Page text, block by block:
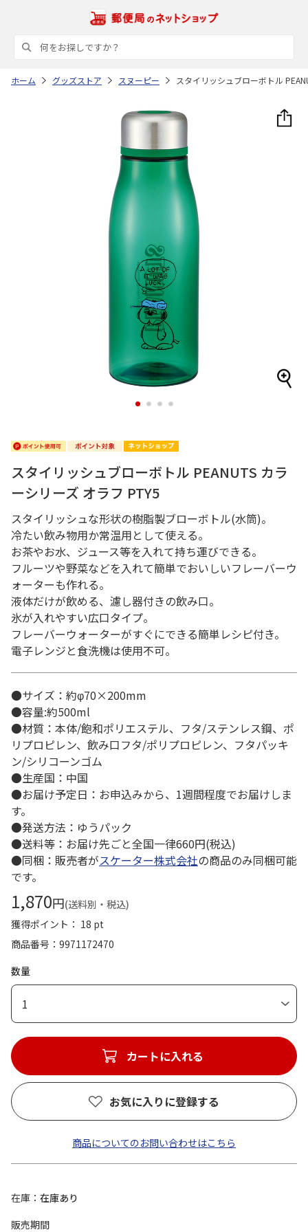
ホーム グッズストア スヌーピー スタイリッシュブローボトル
1 2 3 4
スタイリッシュブローボトル PEANUTS カラ
ーシリーズ オラフ PTY5
スタイリッシュな形状の樹脂製ブローボトル(水筒)。
冷たい飲み物用か常温用として使える。
お茶やお水、ジュース等を入れて持ち運びできる。
フルーツや野菜などを入れて簡単でおいしいフレーバーウ
ォーターも作れる。
液体だけが飲める、濾し器付きの飲み口。
氷が入れやすい広口タイプ。
フレーバーウォーターがすぐにできる簡単レシピ付き。
電子レンジと食洗機は使用不可。
●サイズ：約φ70×200mm
●容量:約500ml
●材質：本体/飽和ポリエステル、フタ/ステンレス鋼、ポ
リプロピレン、飲み口フタ/ポリプロピレン、フタパッキ
ン/シリコーンゴム
●生産国：中国
●お届け予定日：お申込みから、1週間程度でお届けしま
す。
●発送方法：ゆうパック
●送料等：お届け先ごと全国一律660円(税込)
●同梱：販売者がスケーター株式会社の商品のみ同梱可能
です。
1,870円(送料別・税込)
獲得ポイント： 18 pt
商品番号
9971172470
数量
1
カートに入れる
お気に入りに登録する
商品についてのお問い合わせはこちら
在庫
在庫あり
販売期間